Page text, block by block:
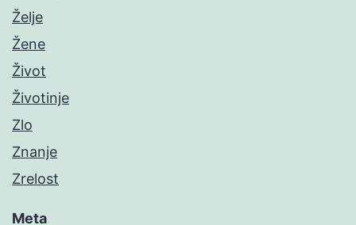
Želje
Žene
Život
Životinje
Zlo
Znanje
Zrelost
Meta